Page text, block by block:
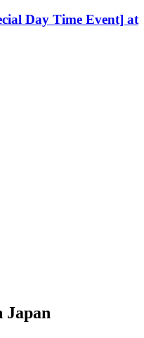
Day Time Event] at
Japan